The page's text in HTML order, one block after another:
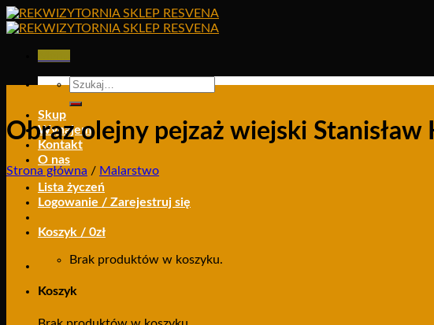
Skip
to
Szukaj:
Skup
Wynajem
Kontakt
O nas
Lista życzeń
Logowanie / Zarejestruj się
Koszyk / 0zł
Brak produktów w koszyku.
Koszyk
Obraz olejny pejzaż wiejski Stanisław
Strona główna / Malarstwo